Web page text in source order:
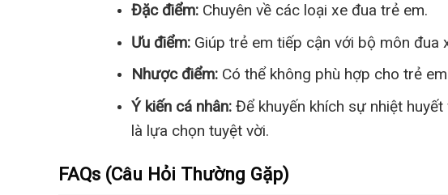
Đặc điểm:Chuyên về các loại xe đua trẻ em.
Ưu điểm:Giúp trẻ em tiếp cận với bộ môn đua
Nhược điểm:Có thể không phù hợp cho trẻ
Ý kiến cá nhân:Để khuyến khích sự nhiệt
là lựa chọn tuyệt vời.
FAQs (Câu Hỏi Thường Gặp)